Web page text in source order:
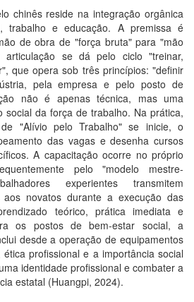
chinês reside na integração orgânica
trabalho e educação. A premissa é
de obra de "força bruta" para "mão
se dá pelo ciclo "treinar,
que opera sob três princípios: "definir
pela empresa e pelo posto de
não é apenas técnica, mas uma
social da força de trabalho. Na prática,
"Alívio pelo Trabalho" se inicie, o
das vagas e desenha cursos
A capacitação ocorre no próprio
pelo "modelo mestre-
experientes transmitem
aos novatos durante a execução das
teórico, prática imediata e
os postos de bem-estar social, a
desde a operação de equipamentos
profissional e a importância social
identidade profissional e combater a
estatal (Huangpi, 2024).